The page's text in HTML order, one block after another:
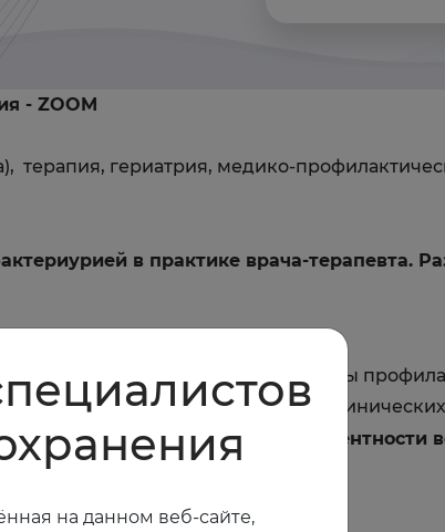
- ZOOM
гериатрия, медико-
в практике врача-терапевта.
и факторы риска ББУ • методы
лечения • проведем разбор
ИМП в эру растущей резистентности
на данном веб-сайте,